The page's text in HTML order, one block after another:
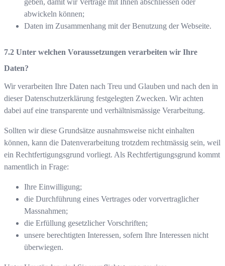
abwickeln können;
Daten im Zusammenhang mit der Benutzung der Webseite.
Unter welchen Voraussetzungen verarbeiten wir Ihre
Daten?
Wir verarbeiten Ihre Daten nach Treu und Glauben und nach den in
dieser Datenschutzerklärung festgelegten Zwecken. Wir achten
dabei auf eine transparente und verhältnismässige Verarbeitung.
Sollten wir diese Grundsätze ausnahmsweise nicht einhalten
können, kann die Datenverarbeitung trotzdem rechtmässig sein, weil
ein Rechtfertigungsgrund vorliegt. Als Rechtfertigungsgrund kommt
namentlich in Frage:
Ihre Einwilligung;
die Durchführung eines Vertrages oder vorvertraglicher
Massnahmen;
die Erfüllung gesetzlicher Vorschriften;
unsere berechtigten Interessen, sofern Ihre Interessen nicht
überwiegen.